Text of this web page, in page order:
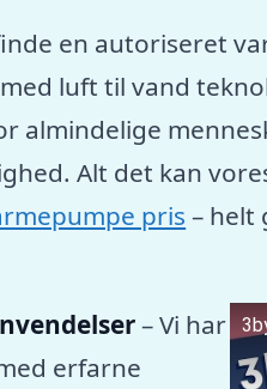
en autoriseret
luft til vand
almindelige
Alt det kan
pris – helt
– Vi har
erfarne